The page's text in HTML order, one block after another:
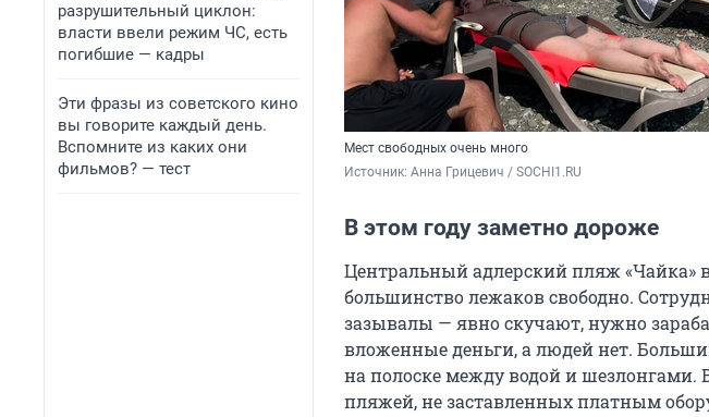
разрушительный циклон:
власти ввели режим ЧС, есть
погибшие — кадры
Эти фразы из советского кино
вы говорите каждый день.
Вспомните из каких они
фильмов? — тест
Мест свободных очень много
Источник: Анна Грицевич / SOCHI1.RU
В этом году заметно дороже
Центральный адлерский пляж «Чайка»
большинство лежаков свободно.
зазывалы — явно скучают, нужно
вложенные деньги, а людей нет.
на полоске между водой и шезлонгами.
пляжей, не заставленных платным